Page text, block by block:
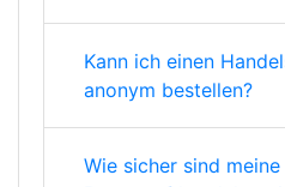
Kann ich einen
anonym bestellen?
Wie sicher sind